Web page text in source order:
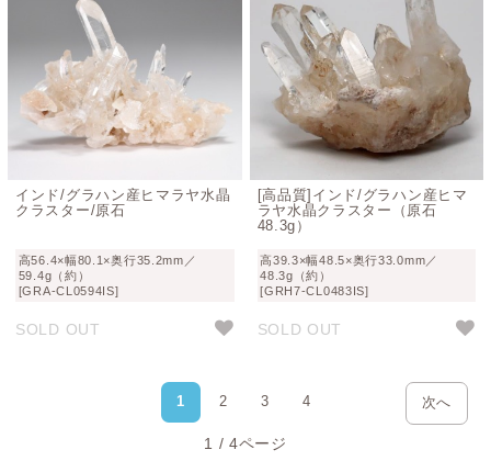
インド/グラハン産ヒマラヤ水晶
クラスター/原石
高56.4×幅80.1×奥行35.2mm／
59.4g（約）
[GRA-CL0594IS]
SOLD OUT
[高品質]インド/グラハン産ヒマ
ラヤ水晶クラスター（原石
48.3g）
高39.3×幅48.5×奥行33.0mm／
48.3g（約）
[GRH7-CL0483IS]
SOLD OUT
1 2 3 4 次へ
1 / 4ページ